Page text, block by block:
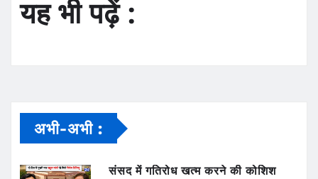
यह भी पढ़ें :
अभी-अभी :
संसद में गतिरोध खत्म करने की कोशिश